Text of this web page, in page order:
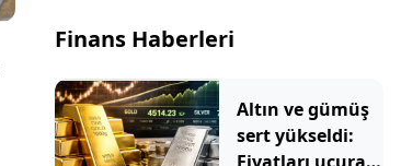
Finans Haberleri
Altın ve gümüş
sert yükseldi: